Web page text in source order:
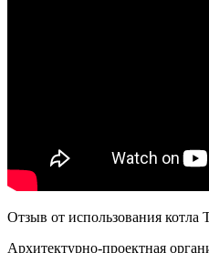
Отзыв от использования котла
Архитектурно-проектная